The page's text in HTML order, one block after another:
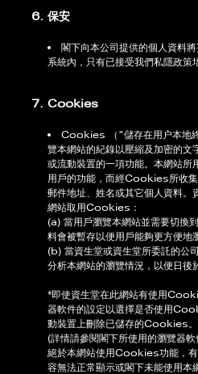
6. 保安
閣下向本公司提供的個人資料
系統內，只有已接受我們私隱政策
7. Cookies
Cookies （"儲存在用户本地
覽本網站的紀錄以壓縮及加密的文
或流動裝置的一項功能。本網站
用戶的功能，而經Cookies所收
郵件地址、姓名或其它個人資料。
網站取用Cookies：
(a) 當用戶瀏覽本網站並需要切換
料會被暫存以便用戶能夠更方便地
(b) 當資生堂或資生堂所委託的公
分析本網站的瀏覽情況，以便日後
*即使資生堂在此網站有使用
器軟件的設定以選擇是否使用
動裝置上刪除已儲存的Cookies。
(詳情請參閱閣下所使用的瀏覽器
絕於本網站使用Cookies功能，
容無法正常顯示或閣下未能使用本